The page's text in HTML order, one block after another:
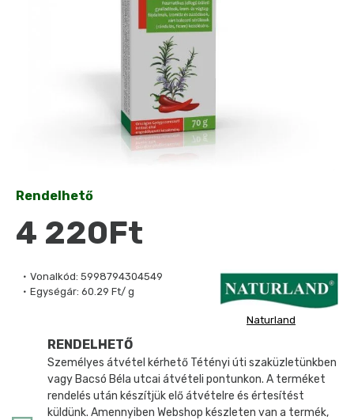
Vonalkód: 5998794304549
Egységár: 60.29 Ft/ g
Naturland
Rendelhető
4 220Ft
RENDELHETŐ
Személyes átvétel kérhető Tétényi úti szaküzletünkben
vagy Bacsó Béla utcai átvételi pontunkon. A terméket
rendelés után készítjük elő átvételre és értesítést
küldünk. Amennyiben Webshop készleten van a termék,